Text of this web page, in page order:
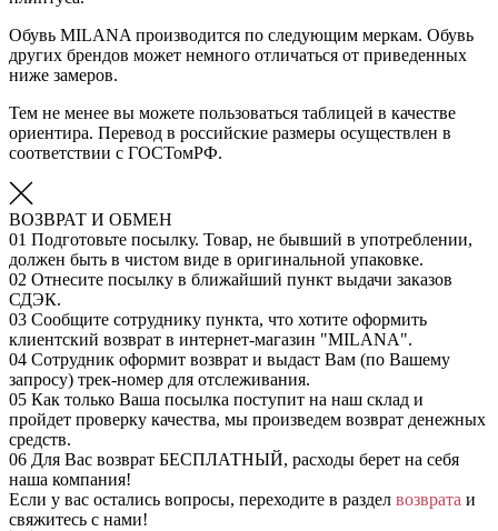
Обувь MILANA производится по следующим меркам. Обувь
других брендов может немного отличаться от приведенных
ниже замеров.
Тем не менее вы можете пользоваться таблицей в качестве
ориентира. Перевод в российские размеры осуществлен в
соответствии с ГОСТомРФ.
ВОЗВРАТ И ОБМЕН
01 Подготовьте посылку. Товар, не бывший в употреблении,
должен быть в чистом виде в оригинальной упаковке.
02 Отнесите посылку в ближайший пункт выдачи заказов
СДЭК.
03 Сообщите сотруднику пункта, что хотите оформить
клиентский возврат в интернет-магазин "MILANA".
04 Сотрудник оформит возврат и выдаст Вам (по Вашему
запросу) трек-номер для отслеживания.
05 Как только Ваша посылка поступит на наш склад и
пройдет проверку качества, мы произведем возврат денежных
средств.
06 Для Вас возврат БЕСПЛАТНЫЙ, расходы берет на себя
наша компания!
Если у вас остались вопросы, переходите в раздел возврата и
свяжитесь с нами!